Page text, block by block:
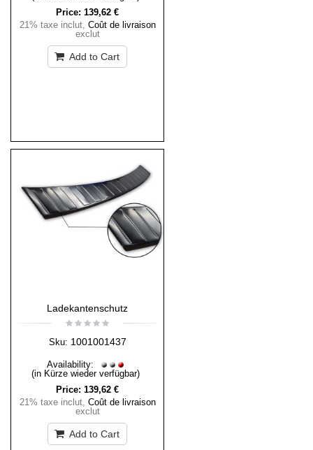
Price: 139,62 €
21% taxe inclut, Coût de livraison
exclut
Add to Cart
Ladekantenschutz
Sku: 1001001437
Availability:
(in Kürze wieder verfügbar)
Price: 139,62 €
21% taxe inclut, Coût de livraison
exclut
Add to Cart